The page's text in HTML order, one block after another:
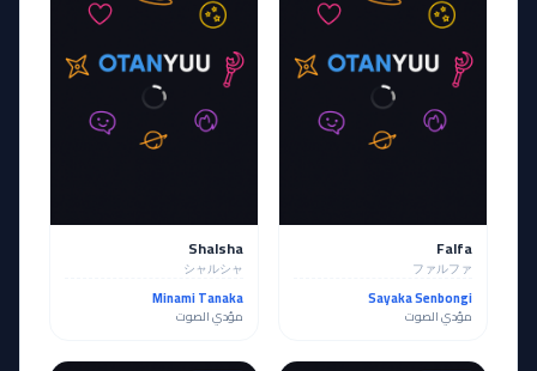
Falfa
ファルファ
Sayaka Senbongi
مؤدي الصوت
Shalsha
シャルシャ
Minami Tanaka
مؤدي الصوت